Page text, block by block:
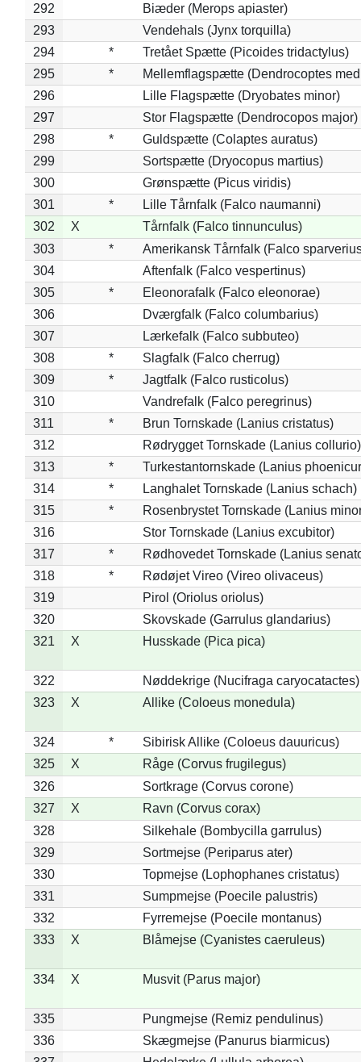
292
Biæder (Merops apiaster)
293
Vendehals (Jynx torquilla)
294
*
Tretået Spætte (Picoides tridactylus)
295
*
Mellemflagspætte (Dendrocoptes
296
Lille Flagspætte (Dryobates minor)
297
Stor Flagspætte (Dendrocopos major)
298
*
Guldspætte (Colaptes auratus)
299
Sortspætte (Dryocopus martius)
300
Grønspætte (Picus viridis)
301
*
Lille Tårnfalk (Falco naumanni)
302
X
Tårnfalk (Falco tinnunculus)
303
*
Amerikansk Tårnfalk (Falco
304
Aftenfalk (Falco vespertinus)
305
*
Eleonorafalk (Falco eleonorae)
306
Dværgfalk (Falco columbarius)
307
Lærkefalk (Falco subbuteo)
308
*
Slagfalk (Falco cherrug)
309
*
Jagtfalk (Falco rusticolus)
310
Vandrefalk (Falco peregrinus)
311
*
Brun Tornskade (Lanius cristatus)
312
Rødrygget Tornskade (Lanius collurio)
313
*
Turkestantornskade (Lanius
314
*
Langhalet Tornskade (Lanius schach)
315
*
Rosenbrystet Tornskade (Lanius
316
Stor Tornskade (Lanius excubitor)
317
*
Rødhovedet Tornskade (Lanius
318
*
Rødøjet Vireo (Vireo olivaceus)
319
Pirol (Oriolus oriolus)
320
Skovskade (Garrulus glandarius)
321
X Husskade (Pica pica)
322
Nøddekrige (Nucifraga caryocatactes)
323
X Allike (Coloeus monedula)
324 *
Sibirisk Allike (Coloeus dauuricus)
325
X
Råge (Corvus frugilegus)
326
Sortkrage (Corvus corone)
327
X
Ravn (Corvus corax)
328
Silkehale (Bombycilla garrulus)
329
Sortmejse (Periparus ater)
330
Topmejse (Lophophanes cristatus)
331
Sumpmejse (Poecile palustris)
332
Fyrremejse (Poecile montanus)
333
X Blåmejse (Cyanistes caeruleus)
334 X Musvit (Parus major)
335
Pungmejse (Remiz pendulinus)
336
Skægmejse (Panurus biarmicus)